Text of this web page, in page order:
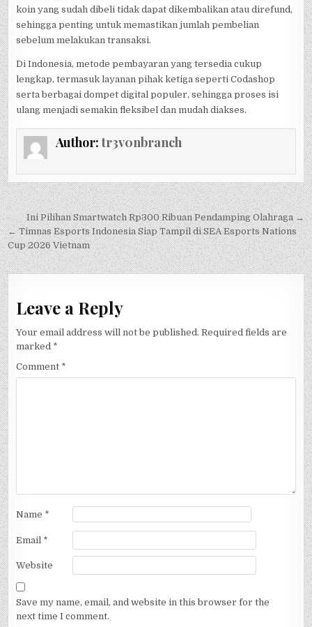
koin yang sudah dibeli tidak dapat dikembalikan atau direfund,
sehingga penting untuk memastikan jumlah pembelian
sebelum melakukan transaksi.
Di Indonesia, metode pembayaran yang tersedia cukup
lengkap, termasuk layanan pihak ketiga seperti Codashop
serta berbagai dompet digital populer, sehingga proses isi
ulang menjadi semakin fleksibel dan mudah diakses.
Author:tr3v0nbranch
Post
navigation
Ini Pilihan Smartwatch Rp300 Ribuan Pendamping Olahraga →
← Timnas Esports Indonesia Siap Tampil di SEA Esports Nations
Cup 2026 Vietnam
Leave a Reply
Your email address will not be published. Required fields are
marked *
Comment *
Name *
Email *
Website
Save my name, email, and website in this browser for the
next time I comment.